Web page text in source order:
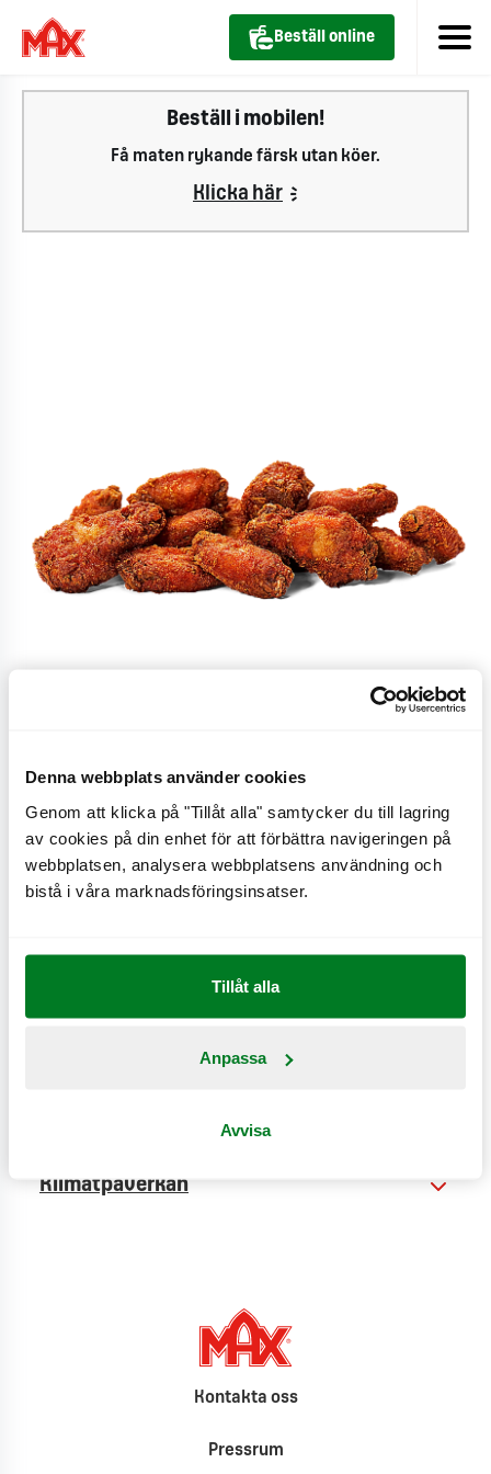
Denna webbplats använder cookies
Genom att klicka på "Tillåt alla" samtycker du till lagring
av cookies på din enhet för att förbättra navigeringen på
webbplatsen, analysera webbplatsens användning och
bistå i våra marknadsföringsinsatser.
Tillåt alla
Anpassa
Avvisa
Beställ online
Beställ i mobilen!
Få maten rykande färsk utan köer.
Klicka här
Stor 10 st
Chicken wings stor
CO2e 0,8 kg
Näringsinformation
Produktinformation
Klimatpåverkan
Kontakta oss
Pressrum